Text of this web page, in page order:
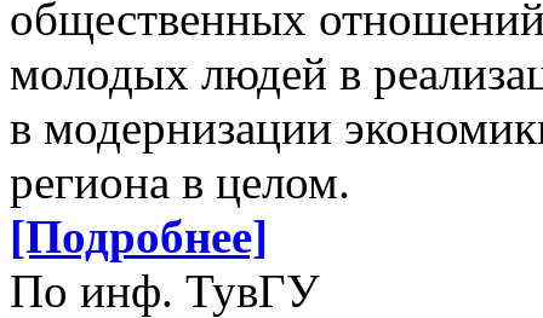
общественных
молодых людей в
в модернизации
региона в целом.
[Подробнее]
По инф. ТувГУ